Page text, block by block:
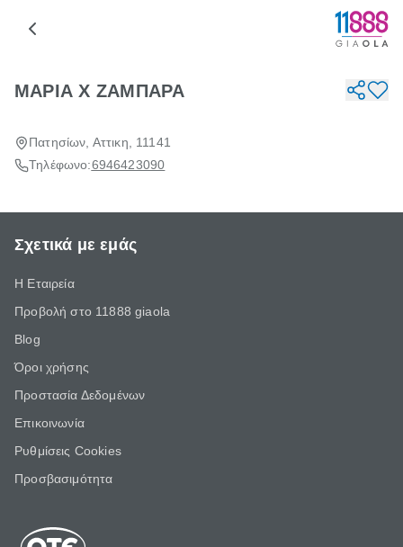
ΜΑΡΙΑ Χ ΖΑΜΠΑΡΑ
Πατησίων, Αττικη, 11141
Τηλέφωνο:6946423090
Σχετικά με εμάς
Η Εταιρεία
Προβολή στο 11888 giaola
Blog
Όροι χρήσης
Προστασία Δεδομένων
Επικοινωνία
Ρυθμίσεις Cookies
Προσβασιμότητα